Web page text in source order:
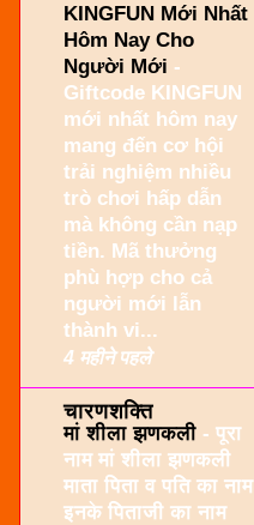
KINGFUN Mới Nhất
Hôm Nay Cho
Người Mới -
Giftcode KINGFUN
mới nhất hôm nay
mang đến cơ hội
trải nghiệm nhiều
trò chơi hấp dẫn
mà không cần nạp
tiền. Mã thưởng
phù hợp cho cả
người mới lẫn
thành vi...
4 महीने पहले
चारणशक्ति
मां शीला झणकली - पूरा
नाम मां शीला झणकली
माता पिता व पति का नाम
इनके पिताजी का नाम